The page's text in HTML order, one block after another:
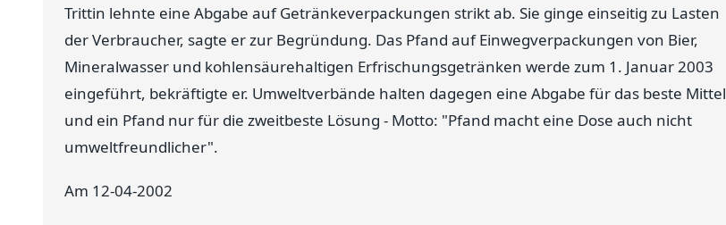
Trittin lehnte eine Abgabe auf Getränkeverpackungen strikt ab. Sie ginge einseitig zu Lasten
der Verbraucher, sagte er zur Begründung. Das Pfand auf Einwegverpackungen von Bier,
Mineralwasser und kohlensäurehaltigen Erfrischungsgetränken werde zum 1. Januar 2003
eingeführt, bekräftigte er. Umweltverbände halten dagegen eine Abgabe für das beste Mittel
und ein Pfand nur für die zweitbeste Lösung - Motto: "Pfand macht eine Dose auch nicht
umweltfreundlicher".
Am 12-04-2002